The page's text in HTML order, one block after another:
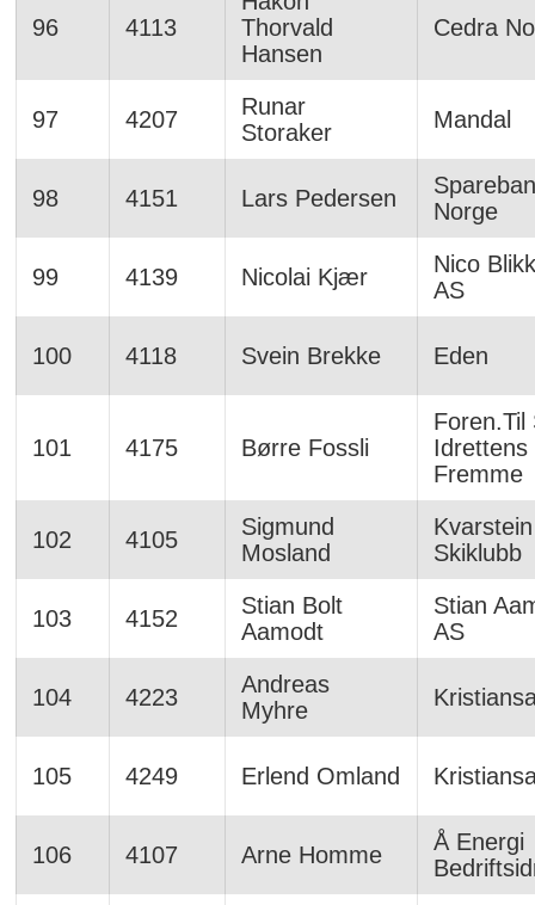
96 4113
Thorvald
Hansen
Cedra
97 4207
Runar
Storaker
Mandal
98 4151 Lars Pedersen
Norge
99 4139 Nicolai Kjær
Nico
AS
100 4118 Svein Brekke Eden
101 4175 Børre Fossli
Foren.Til
Idrettens
Fremme
102 4105
Sigmund
Mosland
Kvarstein
Skiklubb
103 4152
Stian Bolt
Aamodt
Stian
AS
104 4223
Andreas
Myhre
105 4249 Erlend Omland
106 4107 Arne Homme
Å Energi